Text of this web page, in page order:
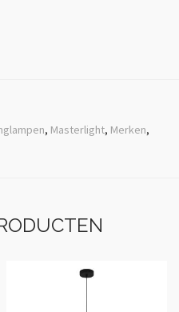
, Masterlight, Merken,